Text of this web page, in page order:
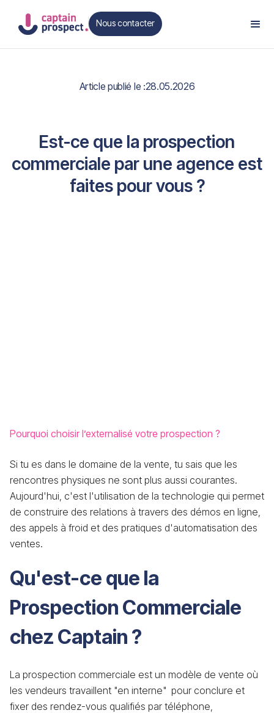
Nous contacter
Contact
Article publié le :28.05.2026
Est-ce que la prospection
commerciale par une agence est
faites pour vous ?
Pourquoi choisir l’externalisé votre prospection ?
Si tu es dans le domaine de la vente, tu sais que les
rencontres physiques ne sont plus aussi courantes.
Aujourd'hui, c'est l'utilisation de la technologie qui permet
de construire des relations à travers des démos en ligne,
des appels à froid et des pratiques d'automatisation des
ventes.
Qu'est-ce que la
Prospection Commerciale
chez Captain ?
La prospection commerciale est un modèle de vente où
les vendeurs travaillent "en interne" pour conclure et
fixer des rendez-vous qualifiés par téléphone,